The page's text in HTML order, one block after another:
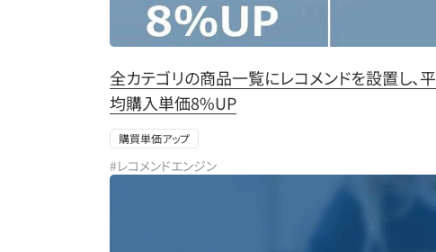
全カテゴリの商品一覧にレコメンドを設置し、平
均購入単価8%UP
購買単価アップ
#レコメンドエンジン